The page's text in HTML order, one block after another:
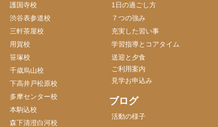
護国寺校
渋谷表参道校
三軒茶屋校
用賀校
笹塚校
千歳烏山校
下高井戸松原校
多摩センター校
本駒込校
森下清澄白河校
1日の過ごし方
７つの強み
充実した習い事
学習指導とコアタイム
送迎と夕食
ご利用案内
見学お申込み
ブログ
活動の様子